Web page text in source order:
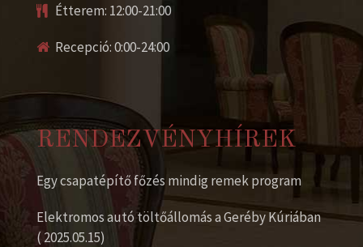
Étterem: 12:00-21:00
Recepció: 0:00-24:00
RENDEZVÉNYHÍREK
Egy csapatépítő főzés mindig remek program
Elektromos autó töltőállomás a Geréby Kúriában
( 2025.05.15)